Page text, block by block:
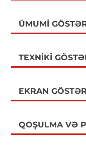
ÜMUMI
TEXNIKI
EKRAN
QOŞULMA VƏ